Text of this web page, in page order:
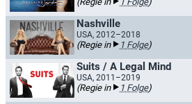
Nashville
USA, 2012–2018
(Regie in 1 Folge)
Suits / A Legal Mind
USA, 2011–2019
(Regie in 1 Folge)